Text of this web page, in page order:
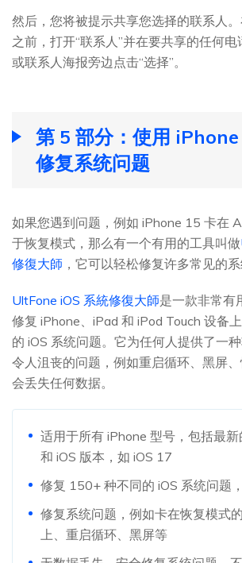
然后，您将被提示共享您选择的联系人
之前，打开“联系人”并在要共享的任何
或联系人海报旁边点击“选择”。
第 5 部分：使用
修复系统问题
如果您遇到问题，例如 iPhone 15 卡在
于恢复模式，那么有一个有用的工具叫做
修復大師 ，它可以轻松修复许多常见的系
UltFone iOS 系統修復大師是一款非常有
修复 iPhone、iPad 和 iPod Touch 设备
的 iOS 系统问题。它为任何人提供了一
令人沮丧的问题，例如重启循环、黑屏
会丢失任何数据。
适用于所有 iPhone 型号，包括最
和 iOS 版本，如 iOS 17
修复 150+ 种不同的 iOS 系统问题
修复系统问题，例如卡在恢复模式
上、重启循环、黑屏等